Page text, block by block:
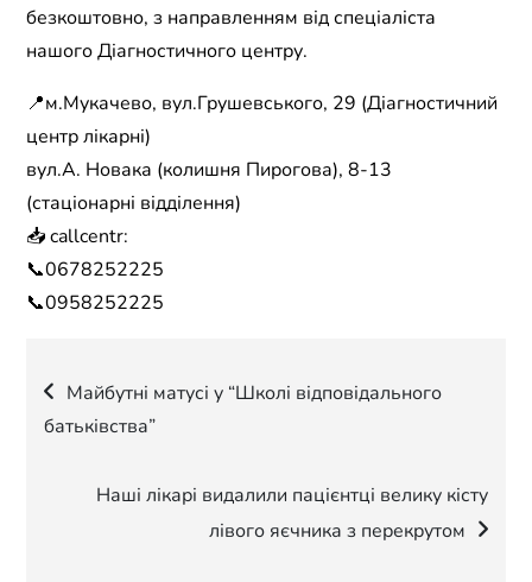
безкоштовно, з направленням від спеціаліста
нашого Діагностичного центру.
📍м.Мукачево, вул.Грушевського, 29 (Діагностичний
центр лікарні)
вул.А. Новака (колишня Пирогова), 8-13
(стаціонарні відділення)
📥 callcentr:
📞0678252225
📞0958252225
Навігація
записів
Майбутні матусі у “Школі відповідального
батьківства”
Наші лікарі видалили пацієнтці велику кісту
лівого яєчника з перекрутом